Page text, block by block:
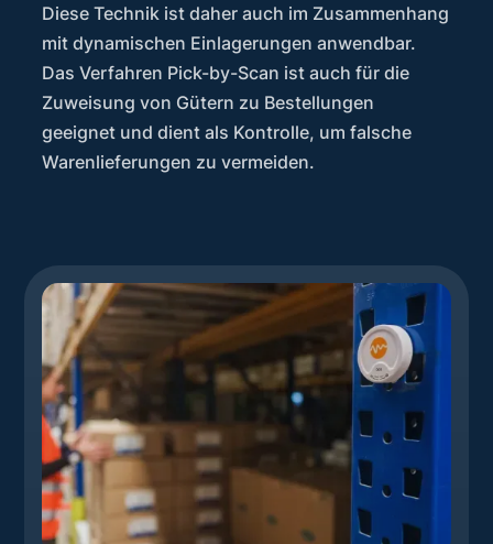
Diese Technik ist daher auch im Zusammenhang
mit dynamischen Einlagerungen anwendbar.
Das Verfahren Pick-by-Scan ist auch für die
Zuweisung von Gütern zu Bestellungen
geeignet und dient als Kontrolle, um falsche
Warenlieferungen zu vermeiden.